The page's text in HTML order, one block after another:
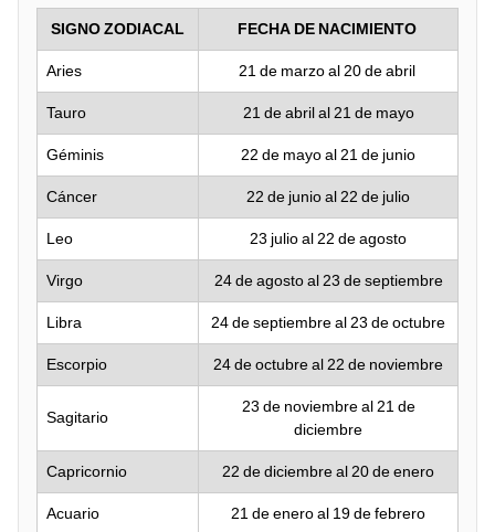
SIGNO ZODIACAL FECHA DE NACIMIENTO
Aries 21 de marzo al 20 de abril
Tauro 21 de abril al 21 de mayo
Géminis 22 de mayo al 21 de junio
Cáncer 22 de junio al 22 de julio
Leo 23 julio al 22 de agosto
Virgo 24 de agosto al 23 de septiembre
Libra 24 de septiembre al 23 de octubre
Escorpio 24 de octubre al 22 de noviembre
Sagitario
23 de noviembre al 21 de
diciembre
Capricornio 22 de diciembre al 20 de enero
Acuario 21 de enero al 19 de febrero